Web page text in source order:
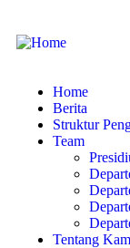
Home
Berita
Struktur
Team
Tentang